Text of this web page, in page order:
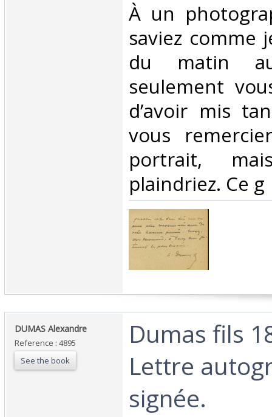
‎À un
saviez comme
du matin
seulement
d’avoir mis
vous
portrait,
plaindriez. Ce g ‎
‎DUMAS Alexandre‎
Reference : 4895
See the book
‎Dumas fils
Lettre
signée.‎